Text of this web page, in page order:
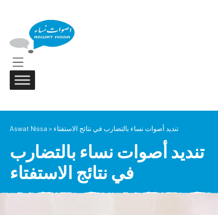
Menu
Aswat Nissa > تنديد أصوات نساء بالتضارب في نتائج الاستفتاء
تنديد أصوات نساء بالتضارب
في نتائج الاستفتاء